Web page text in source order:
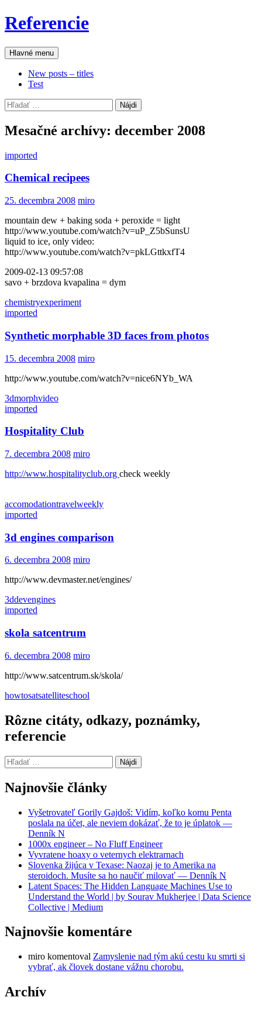
Preskočiť
na
Referencie
Hľadať
Hlavné menu
New posts – titles
Test
Hľadať:
Mesačné archívy: december 2008
imported
Chemical recipees
25. decembra 2008 miro
mountain dew + baking soda + peroxide = light
http://www.youtube.com/watch?v=uP_Z5bSunsU
liquid to ice, only video:
http://www.youtube.com/watch?v=pkLGttkxfT4
2009-02-13 09:57:08
savo + brzdova kvapalina = dym
chemistryexperiment
imported
Synthetic morphable 3D faces from photos
15. decembra 2008 miro
http://www.youtube.com/watch?v=nice6NYb_WA
3dmorphvideo
imported
Hospitality Club
7. decembra 2008 miro
http://www.hospitalityclub.org check weekly
accomodationtravelweekly
imported
3d engines comparison
6. decembra 2008 miro
http://www.devmaster.net/engines/
3ddevengines
imported
skola satcentrum
6. decembra 2008 miro
http://www.satcentrum.sk/skola/
howtosatsatelliteschool
Rôzne citáty, odkazy, poznámky,
referencie
Hľadať:
Najnovšie články
Vyšetrovateľ Gorily Gajdoš: Vidím, koľko komu Penta
poslala na účet, ale neviem dokázať, že to je úplatok —
Denník N
1000x engineer – No Fluff Engineer
Vyvratene hoaxy o veternych elektrarnach
Slovenka žijúca v Texase: Naozaj je to Amerika na
steroidoch. Musíte sa ho naučiť milovať — Denník N
Latent Spaces: The Hidden Language Machines Use to
Understand the World | by Sourav Mukherjee | Data Science
Collective | Medium
Najnovšie komentáre
miro komentoval Zamyslenie nad tým akú cestu ku smrti si
vybrať, ak človek dostane vážnu chorobu.
Archív